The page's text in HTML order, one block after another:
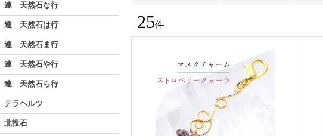
連 天然石な行
連 天然石は行
連 天然石ま行
連 天然石や行
連 天然石ら行
テラヘルツ
北投石
25件